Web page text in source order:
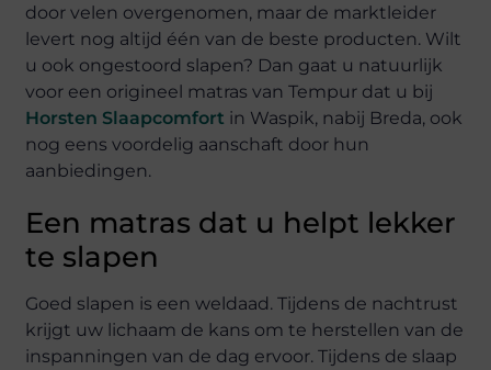
door velen overgenomen, maar de marktleider
levert nog altijd één van de beste producten. Wilt
u ook ongestoord slapen? Dan gaat u natuurlijk
voor een origineel matras van Tempur dat u bij
Horsten Slaapcomfort in Waspik, nabij Breda, ook
nog eens voordelig aanschaft door hun
aanbiedingen.
Een matras dat u helpt lekker
te slapen
Goed slapen is een weldaad. Tijdens de nachtrust
krijgt uw lichaam de kans om te herstellen van de
inspanningen van de dag ervoor. Tijdens de slaap